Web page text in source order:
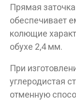
Прямая
обеспечивает
колющие
обухе 2,4 мм.
При
углеродистая
отменную